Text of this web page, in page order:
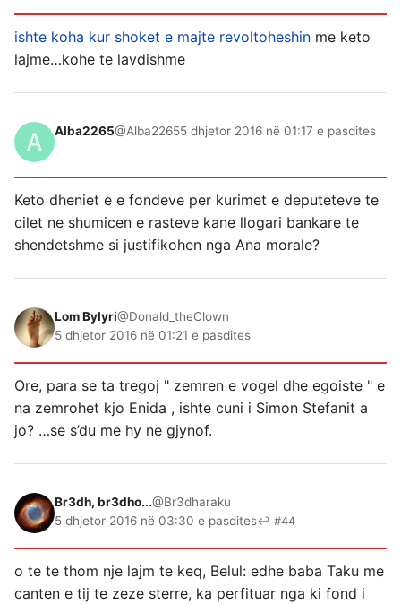
ishte koha kur shoket e majte revoltoheshin me keto
lajme…kohe te lavdishme
Alba2265@Alba22655 dhjetor 2016 në 01:17 e pasdites
Keto dheniet e e fondeve per kurimet e deputeteve te
cilet ne shumicen e rasteve kane llogari bankare te
shendetshme si justifikohen nga Ana morale?
Lom Bylyri@Donald_theClown
5 dhjetor 2016 në 01:21 e pasdites
Ore, para se ta tregoj " zemren e vogel dhe egoiste " e
na zemrohet kjo Enida , ishte cuni i Simon Stefanit a
jo? …se s’du me hy ne gjynof.
Br3dh, br3dho...@Br3dharaku
5 dhjetor 2016 në 03:30 e pasdites↩ #44
o te te thom nje lajm te keq, Belul: edhe baba Taku me
canten e tij te zeze sterre, ka perfituar nga ki fond i